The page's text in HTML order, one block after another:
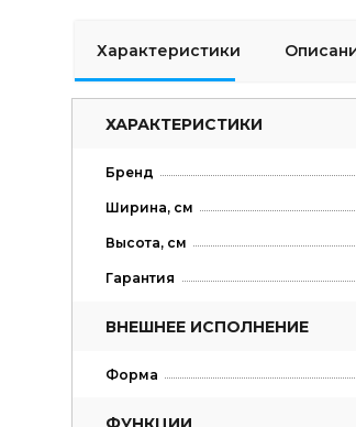
Характеристики
ХАРАКТЕРИСТИКИ
Бренд
Ширина, см
Высота, см
Гарантия
ВНЕШНЕЕ ИСПОЛНЕНИЕ
Форма